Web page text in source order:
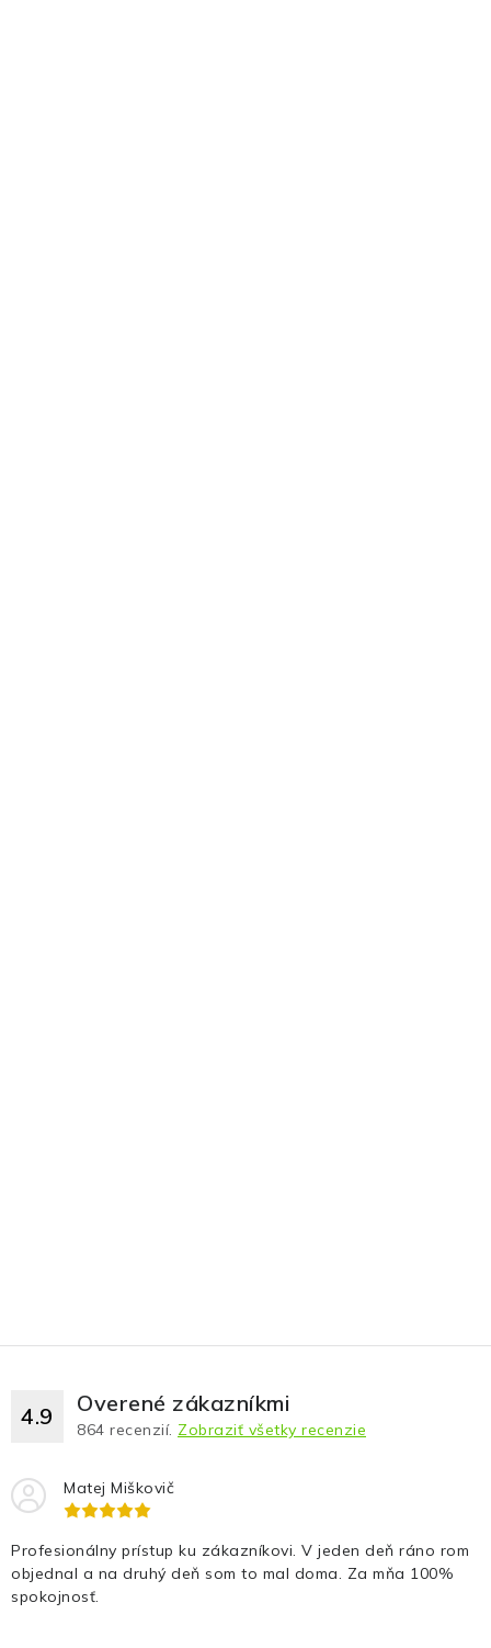
4.9 Overené zákazníkmi
864 recenzií. Zobraziť všetky recenzie
Matej Miškovič
Profesionálny prístup ku zákazníkovi. V jeden deň ráno rom
objednal a na druhý deň som to mal doma. Za mňa 100%
spokojnosť.